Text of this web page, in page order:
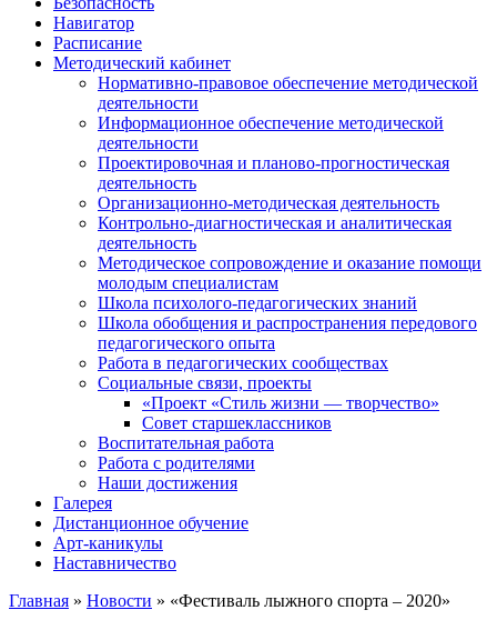
Навигатор
Расписание
Методический кабинет
Нормативно-правовое обеспечение методической
деятельности
Информационное обеспечение методической
деятельности
Проектировочная и планово-прогностическая
деятельность
Организационно-методическая деятельность
Контрольно-диагностическая и аналитическая
деятельность
Методическое сопровождение и оказание помощи
молодым специалистам
Школа психолого-педагогических знаний
Школа обобщения и распространения передового
педагогического опыта
Работа в педагогических сообществах
Социальные связи, проекты
«Проект «Стиль жизни — творчество»
Совет старшеклассников
Воспитательная работа
Работа с родителями
Наши достижения
Галерея
Дистанционное обучение
Арт-каникулы
Наставничество
Главная » Новости » «Фестиваль лыжного спорта – 2020»